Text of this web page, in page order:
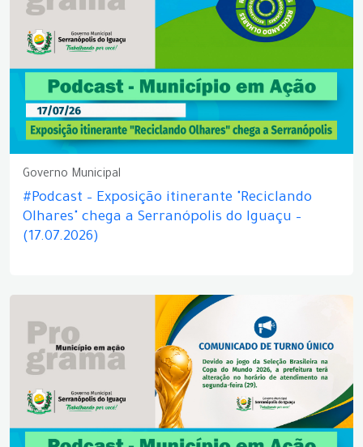
Governo Municipal
#Podcast – Exposição itinerante "Reciclando
Olhares" chega a Serranópolis do Iguaçu –
(17.07.2026)